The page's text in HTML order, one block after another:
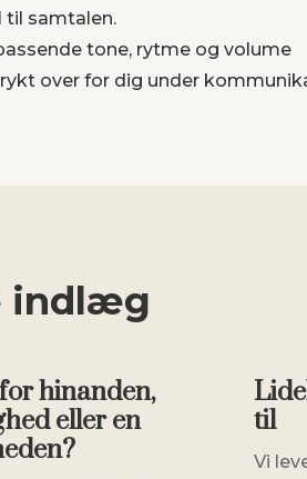
til samtalen.
tone, rytme og volume
over for dig under
indlæg
hinanden,
eller en
til
Vi